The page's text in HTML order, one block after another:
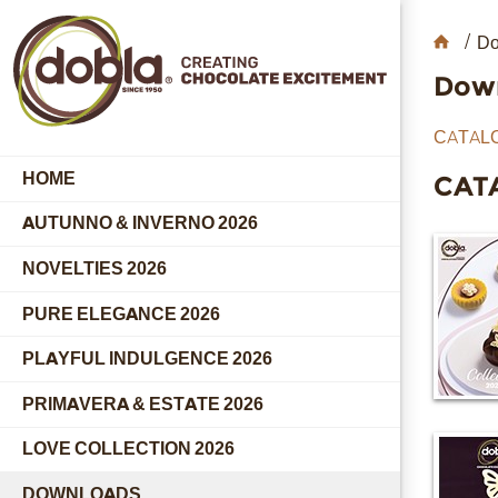
HOME
AUTUNNO & INVERNO 2026
NOVELTIES 2026
PURE ELEGANCE 2026
PLAYFUL INDULGENCE 2026
PRIMAVERA & ESTATE 2026
LOVE COLLECTION 2026